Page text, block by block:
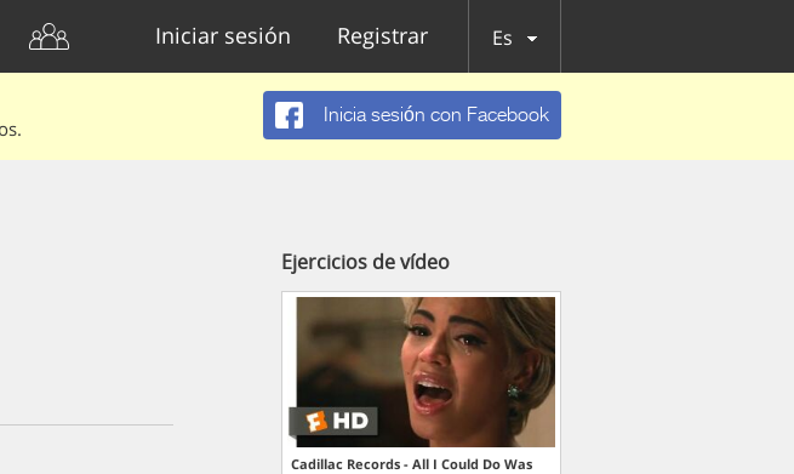
Iniciar sesión Registrar Es
Inicia sesión con Facebook
Ejercicios de vídeo
Cadillac Records - All I Could Do Was